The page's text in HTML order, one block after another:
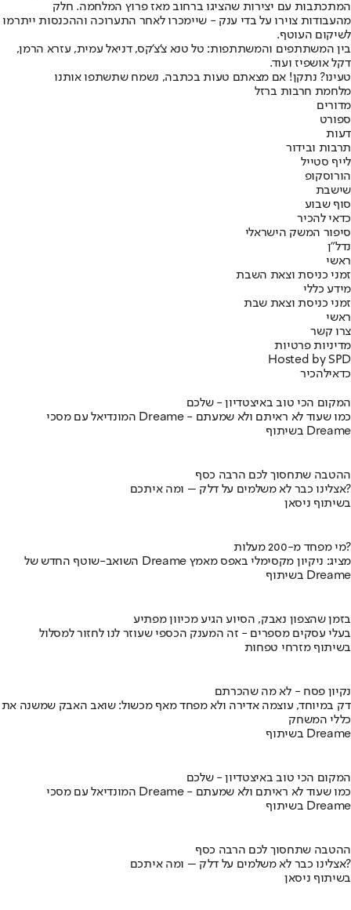
המתכתבות עם יצירות שהציגו ברחוב מאז פרוץ המלחמה. חלק
מהעבודות צוירו על בדי ענק - שיימכרו לאחר התערוכה וההכנסות ייתרמו
לשיקום העוטף.
בין המשתתפים והמשתתפות: טל טנא צ'צ'קס, דניאל עמית, עזרא הרמן,
דקל אושפיז ועוד.
טעינו? נתקן! אם מצאתם טעות בכתבה, נשמח שתשתפו אותנו
מלחמת חרבות ברזל
מדורים
ספורט
דעות
תרבות ובידור
לייף סטייל
הורוסקופ
שישבת
סוף שבוע
כדאי להכיר
סיפור המשק הישראלי
נדל"ן
ראשי
זמני כניסת וצאת השבת
מידע כללי
זמני כניסת וצאת שבת
ראשי
צרו קשר
מדיניות פרטיות
Hosted by SPD
כדאילהכיר
המקום הכי טוב באיצטדיון - שלכם
המונדיאל עם מסכי Dreame - כמו שעוד לא ראיתם ולא שמעתם
בשיתוף Dreame
ההטבה שתחסוך לכם הרבה כסף
אצלינו כבר לא משלמים על דלק – ומה איתכם?
בשיתוף ניסאן
מי מפחד מ-200 מעלות?
השואב-שוטף החדש של Dreame מציג: ניקיון מקסימלי באפס מאמץ
בשיתוף Dreame
בזמן שהצפון נאבק, הסיוע הגיע מכיוון מפתיע
בעלי עסקים מספרים - זה המענק הכספי שעוזר לנו לחזור למסלול
בשיתוף מזרחי טפחות
נקיון פסח - לא מה שהכרתם
דק במיוחד, עוצמה אדירה ולא מפחד מאף מכשול: שואב האבק שמשנה את
כללי המשחק
בשיתוף Dreame
המקום הכי טוב באיצטדיון - שלכם
המונדיאל עם מסכי Dreame - כמו שעוד לא ראיתם ולא שמעתם
בשיתוף Dreame
ההטבה שתחסוך לכם הרבה כסף
אצלינו כבר לא משלמים על דלק – ומה איתכם?
בשיתוף ניסאן